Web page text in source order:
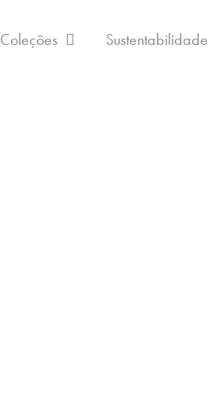
Coleções Sustentabilidade